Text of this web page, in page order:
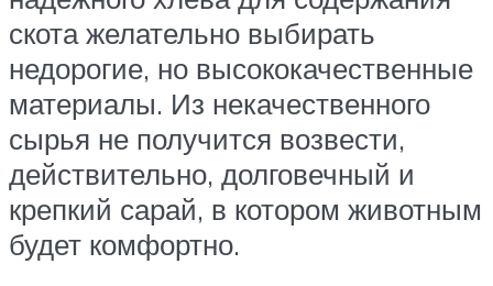
скота желательно выбирать
недорогие, но высококачественные
материалы. Из некачественного
сырья не получится возвести,
действительно, долговечный и
крепкий сарай, в котором животным
будет комфортно.